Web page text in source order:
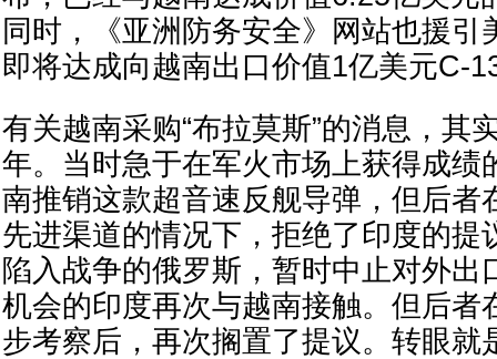
同时，《亚洲防务安全》网站也援引
即将达成向越南出口价值1亿美元C-
有关越南采购“布拉莫斯”的消息，其
年。当时急于在军火市场上获得成绩
南推销这款超音速反舰导弹，但后者
先进渠道的情况下，拒绝了印度的提
陷入战争的俄罗斯，暂时中止对外出
机会的印度再次与越南接触。但后者
步考察后，再次搁置了提议。转眼就